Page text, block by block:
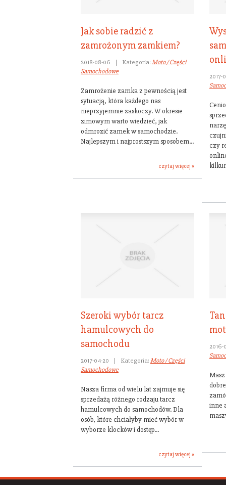
Jak sobie radzić z
zamrożonym zamkiem?
2018-08-06 | Kategoria:Moto / Części
Samochodowe
Zamrożenie zamka z pewnością jest
sytuacją, która każdego nas
nieprzyjemnie zaskoczy. W okresie
zimowym warto wiedzieć, jak
odmrozić zamek w samochodzie.
Najlepszym i najprostszym sposobem...
czytaj więcej »
2017-
czy
Szeroki wybór tarcz
hamulcowych do
samochodu
2017-04-20 | Kategoria:Moto / Części
Samochodowe
Nasza firma od wielu lat zajmuje się
sprzedażą różnego rodzaju tarcz
hamulcowych do samochodów. Dla
osób, które chciałyby mieć wybór w
wyborze klocków i dostęp...
czytaj więcej »
2016-
inne